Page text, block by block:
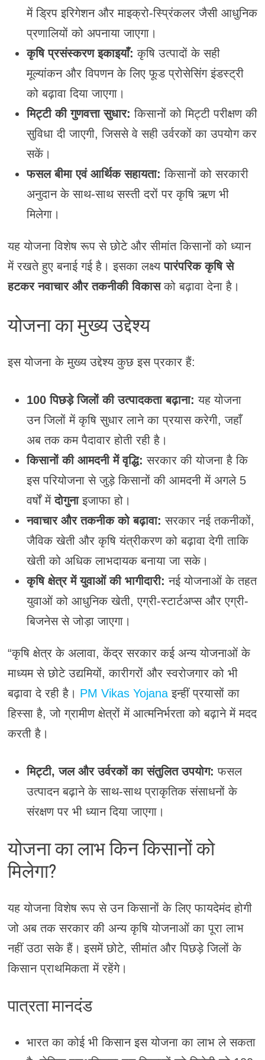
में ड्रिप इरिगेशन और माइक्रो-स्प्रिंकलर जैसी आधुनिक
प्रणालियों को अपनाया जाएगा।
कृषि प्रसंस्करण इकाइयाँ: कृषि उत्पादों के सही
मूल्यांकन और विपणन के लिए फूड प्रोसेसिंग इंडस्ट्री
को बढ़ावा दिया जाएगा।
मिट्टी की गुणवत्ता सुधार: किसानों को मिट्टी परीक्षण की
सुविधा दी जाएगी, जिससे वे सही उर्वरकों का उपयोग कर
सकें।
फसल बीमा एवं आर्थिक सहायता: किसानों को सरकारी
अनुदान के साथ-साथ सस्ती दरों पर कृषि ऋण भी
मिलेगा।
यह योजना विशेष रूप से छोटे और सीमांत किसानों को ध्यान
में रखते हुए बनाई गई है। इसका लक्ष्यपारंपरिक कृषि से
हटकर नवाचार और तकनीकी विकासको बढ़ावा देना है।
योजना का मुख्य उद्देश्य
इस योजना के मुख्य उद्देश्य कुछ इस प्रकार हैं:
100 पिछड़े जिलों की उत्पादकता बढ़ाना: यह योजना
उन जिलों में कृषि सुधार लाने का प्रयास करेगी, जहाँ
अब तक कम पैदावार होती रही है।
किसानों की आमदनी में वृद्धि: सरकार की योजना है कि
इस परियोजना से जुड़े किसानों की आमदनी में अगले 5
वर्षों मेंदोगुनाइजाफा हो।
नवाचार और तकनीक को बढ़ावा: सरकार नई तकनीकों,
जैविक खेती और कृषि यंत्रीकरण को बढ़ावा देगी ताकि
खेती को अधिक लाभदायक बनाया जा सके।
कृषि क्षेत्र में युवाओं की भागीदारी: नई योजनाओं के तहत
युवाओं को आधुनिक खेती, एग्री-स्टार्टअप्स और एग्री-
बिजनेस से जोड़ा जाएगा।
“कृषि क्षेत्र के अलावा, केंद्र सरकार कई अन्य योजनाओं के
माध्यम से छोटे उद्यमियों, कारीगरों और स्वरोजगार को भी
बढ़ावा दे रही है। PM Vikas Yojanaइन्हीं प्रयासों का
हिस्सा है, जो ग्रामीण क्षेत्रों में आत्मनिर्भरता को बढ़ाने में मदद
करती है।
मिट्टी, जल और उर्वरकों का संतुलित उपयोग: फसल
उत्पादन बढ़ाने के साथ-साथ प्राकृतिक संसाधनों के
संरक्षण पर भी ध्यान दिया जाएगा।
योजना का लाभ किन किसानों को
मिलेगा?
यह योजना विशेष रूप से उन किसानों के लिए फायदेमंद होगी
जो अब तक सरकार की अन्य कृषि योजनाओं का पूरा लाभ
नहीं उठा सके हैं। इसमें छोटे, सीमांत और पिछड़े जिलों के
किसान प्राथमिकता में रहेंगे।
पात्रता मानदंड
भारत का कोई भी किसान इस योजना का लाभ ले सकता